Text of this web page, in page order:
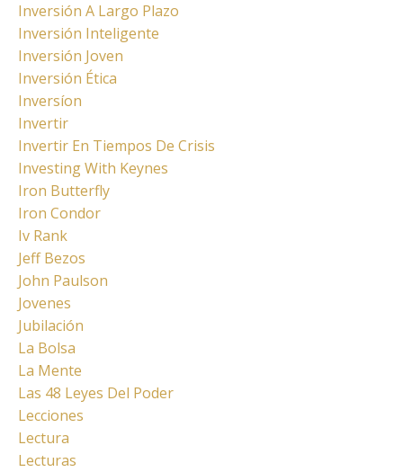
Inversión A Largo Plazo
Inversión Inteligente
Inversión Joven
Inversión Ética
Inversíon
Invertir
Invertir En Tiempos De Crisis
Investing With Keynes
Iron Butterfly
Iron Condor
Iv Rank
Jeff Bezos
John Paulson
Jovenes
Jubilación
La Bolsa
La Mente
Las 48 Leyes Del Poder
Lecciones
Lectura
Lecturas